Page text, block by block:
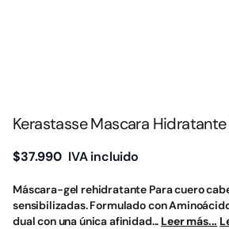
Kerastasse Mascara
$37.990 IVA incluido
Máscara-gel rehidratante Para cuero
sensibilizadas. Formulado con
dual con una única afinidad... Leer más...